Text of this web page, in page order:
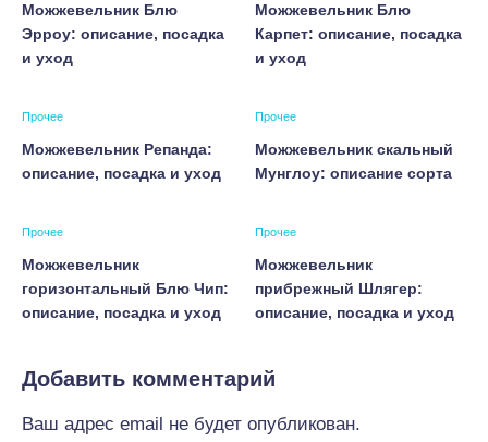
Можжевельник Блю
Эрроу: описание, посадка
и уход
Можжевельник Блю
Карпет: описание, посадка
и уход
Прочее
Можжевельник Репанда:
описание, посадка и уход
Прочее
Можжевельник скальный
Мунглоу: описание сорта
Прочее
Можжевельник
горизонтальный Блю Чип:
описание, посадка и уход
Прочее
Можжевельник
прибрежный Шлягер:
описание, посадка и уход
Добавить комментарий
Ваш адрес email не будет опубликован.